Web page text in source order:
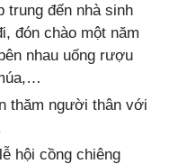
trung đến nhà sinh
đón chào một năm
nhau uống rượu
thăm người thân với
hội cồng chiêng